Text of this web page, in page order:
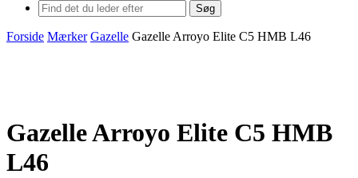
Søg
Forside Mærker Gazelle Gazelle Arroyo Elite C5 HMB L46
Gazelle Arroyo Elite C5 HMB
L46